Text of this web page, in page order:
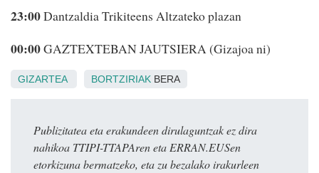
23:00Dantzaldia Trikiteens Altzateko plazan
00:00GAZTEXTEBAN JAUTSIERA (Gizajoa ni)
GIZARTEA BORTZIRIAK BERA
Publizitatea eta erakundeen dirulaguntzak ez dira
nahikoa TTIPI-TTAPAren eta ERRAN.EUSen
etorkizuna bermatzeko, eta zu bezalako irakurleen